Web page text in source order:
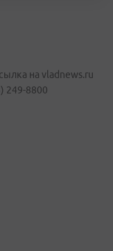
на vladnews.ru
249-8800